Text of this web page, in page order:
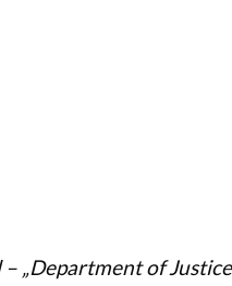
„Department of